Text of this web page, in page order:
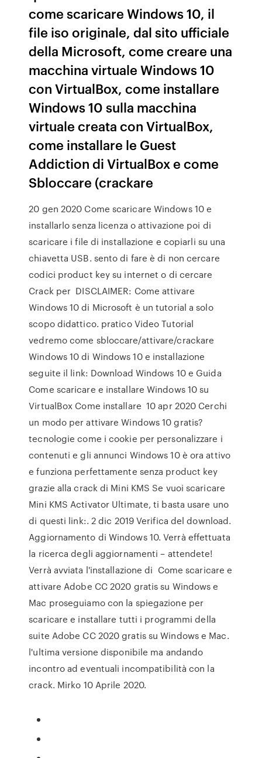
come scaricare Windows 10, il
file iso originale, dal sito ufficiale
della Microsoft, come creare una
macchina virtuale Windows 10
con VirtualBox, come installare
Windows 10 sulla macchina
virtuale creata con VirtualBox,
come installare le Guest
Addiction di VirtualBox e come
Sbloccare (crackare
20 gen 2020 Come scaricare Windows 10 e
installarlo senza licenza o attivazione poi di
scaricare i file di installazione e copiarli su una
chiavetta USB. sento di fare è di non cercare
codici product key su internet o di cercare
Crack per DISCLAIMER: Come attivare
Windows 10 di Microsoft è un tutorial a solo
scopo didattico. pratico Video Tutorial
vedremo come sbloccare/attivare/crackare
Windows 10 di Windows 10 e installazione
seguite il link: Download Windows 10 e Guida
Come scaricare e installare Windows 10 su
VirtualBox Come installare 10 apr 2020 Cerchi
un modo per attivare Windows 10 gratis?
tecnologie come i cookie per personalizzare i
contenuti e gli annunci Windows 10 è ora attivo
e funziona perfettamente senza product key
grazie alla crack di Mini KMS Se vuoi scaricare
Mini KMS Activator Ultimate, ti basta usare uno
di questi link:. 2 dic 2019 Verifica del download.
Aggiornamento di Windows 10. Verrà effettuata
la ricerca degli aggiornamenti – attendete!
Verrà avviata l'installazione di Come scaricare e
attivare Adobe CC 2020 gratis su Windows e
Mac proseguiamo con la spiegazione per
scaricare e installare tutti i programmi della
suite Adobe CC 2020 gratis su Windows e Mac.
l'ultima versione disponibile ma andando
incontro ad eventuali incompatibilità con la
crack. Mirko 10 Aprile 2020.